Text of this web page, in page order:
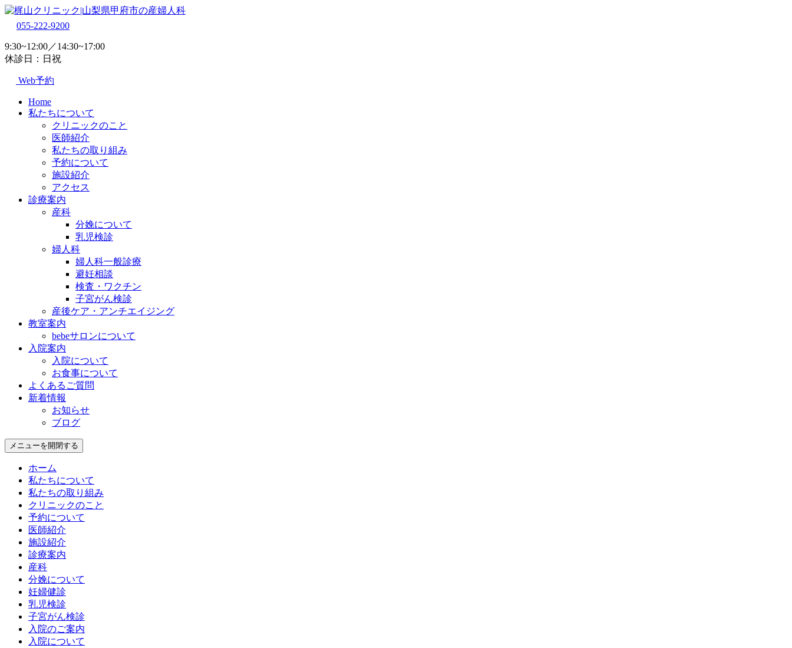
055-222-9200
9:30~12:00／14:30~17:00
休診日：日祝
Web予約
Home
私たちについて
クリニックのこと
医師紹介
私たちの取り組み
予約について
施設紹介
アクセス
診療案内
産科
分娩について
乳児検診
婦人科
婦人科一般診療
避妊相談
検査・ワクチン
子宮がん検診
産後ケア・アンチエイジング
教室案内
bebeサロンについて
入院案内
入院について
お食事について
よくあるご質問
新着情報
お知らせ
ブログ
メニューを開閉する
ホーム
私たちについて
私たちの取り組み
クリニックのこと
予約について
医師紹介
施設紹介
診療案内
産科
分娩について
妊婦健診
乳児検診
子宮がん検診
入院のご案内
入院について